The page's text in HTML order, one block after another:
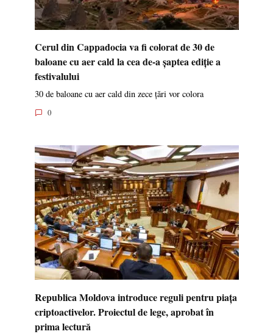
Cerul din Cappadocia va fi colorat de 30 de
baloane cu aer cald la cea de-a șaptea ediție a
festivalului
30 de baloane cu aer cald din zece țări vor colora
0
Republica Moldova introduce reguli pentru piața
criptoactivelor. Proiectul de lege, aprobat în
prima lectură